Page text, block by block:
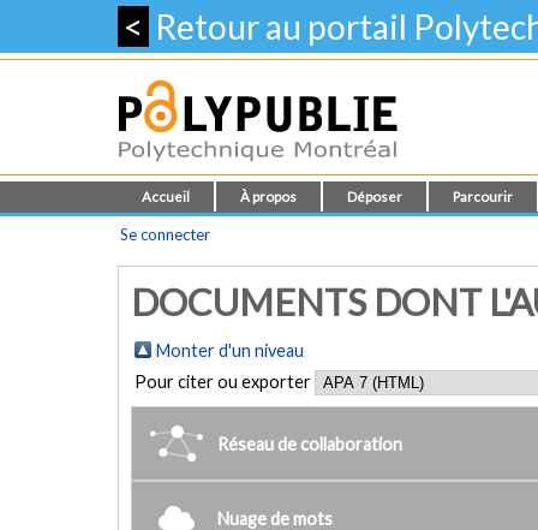
< Retour au portail
Accueil À propos Déposer Parcourir
Se connecter
DOCUMENTS DONT
Monter d'un niveau
Pour citer ou exporter
Réseau de collaboration
Nuage de mots